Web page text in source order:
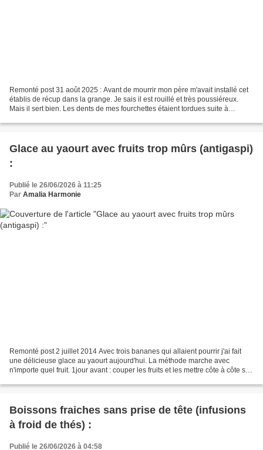
Remonté post 31 août 2025 : Avant de mourrir mon père m'avait installé cet
établis de récup dans la grange. Je sais il est rouillé et très poussiéreux.
Mais il sert bien. Les dents de mes fourchettes étaient tordues suite à
Glace au yaourt avec fruits trop mûrs (antigaspi)
:
Publié le 26/06/2026 à 11:25
Par Amalia Harmonie
Remonté post 2 juillet 2014 Avec trois bananes qui allaient pourrir j'ai fait
une délicieuse glace au yaourt aujourd'hui. La méthode marche avec
n'importe quel fruit. 1jour avant : couper les fruits et les mettre côte à côte sur
Boissons fraiches sans prise de tête (infusions
à froid de thés) :
Publié le 26/06/2026 à 04:58